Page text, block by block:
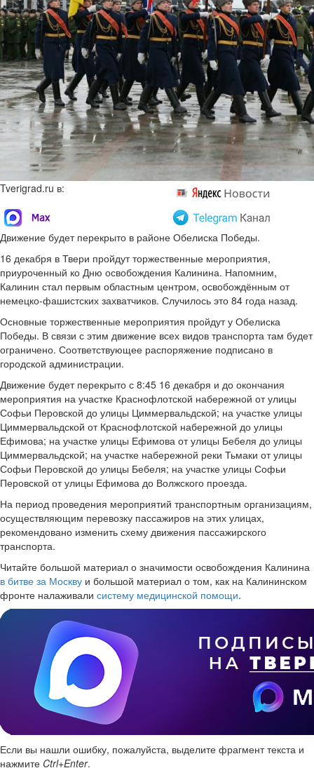
Tverigrad.ru в:
Движение будет перекрыто в районе Обелиска Победы.
16 декабря в Твери пройдут торжественные мероприятия,
приуроченный ко Дню освобождения Калинина. Напомним,
Калинин стал первым областным центром, освобождённым от
немецко-фашистских захватчиков. Случилось это 84 года назад.
Основные торжественные мероприятия пройдут у Обелиска
Победы. В связи с этим движение всех видов транспорта там будет
ограничено. Соответствующее распоряжение подписано в
городской администрации.
Движение будет перекрыто с 8:45 16 декабря и до окончания
мероприятия на участке Краснофлотской набережной от улицы
Софьи Перовской до улицы Циммервальдской; на участке улицы
Циммервальдской от Краснофлотской набережной до улицы
Ефимова; на участке улицы Ефимова от улицы Бебеля до улицы
Циммервальдской; на участке набережной реки Тьмаки от улицы
Софьи Перовской до улицы Бебеля; на участке улицы Софьи
Перовской от улицы Ефимова до Волжского проезда.
На период проведения мероприятий транспортным организациям,
осуществляющим перевозку пассажиров на этих улицах,
рекомендовано изменить схему движения пассажирского
транспорта.
Читайте большой материал о значимости освобождения Калинина
в битве за Москву и большой материал о том, как на Калининском
фронте налаживали систему медицинской помощи.
Если вы нашли ошибку, пожалуйста, выделите фрагмент текста и
нажмите Ctrl+Enter.